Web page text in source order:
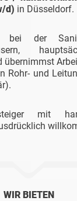
d) in Düsseldorf.
bei der
übernimmst
Rohr- und
mit
WIR BIETEN